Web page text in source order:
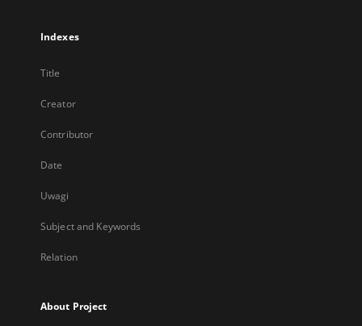
Indexes
Title
Creator
Contributor
Date
Uwagi
Subject and Keywords
Relation
About Project